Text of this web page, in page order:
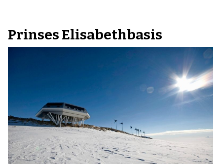
Prinses Elisabethbasis